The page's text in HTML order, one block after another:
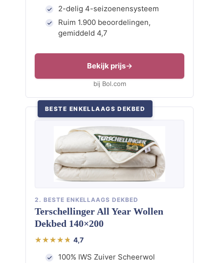
2-delig 4-seizoenensysteem
Ruim 1.900 beoordelingen,
gemiddeld 4,7
Bekijk prijs
bij Bol.com
BESTE ENKELLAAGS DEKBED
2. BESTE ENKELLAAGS DEKBED
Terschellinger All Year Wollen
Dekbed 140×200
4,7
100% IWS Zuiver Scheerwol